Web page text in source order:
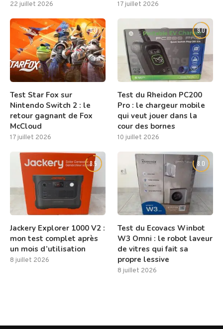
22 juillet 2026 17 juillet 2026
8.0
Test Star Fox sur
Nintendo Switch 2 : le
retour gagnant de Fox
McCloud
17 juillet 2026
9.0
Test du Rheidon PC200
Pro : le chargeur mobile
qui veut jouer dans la
cour des bornes
10 juillet 2026
8.5
Jackery Explorer 1000 V2 :
mon test complet après
un mois d’utilisation
8 juillet 2026
8.0
Test du Ecovacs Winbot
W3 Omni : le robot laveur
de vitres qui fait sa
propre lessive
8 juillet 2026